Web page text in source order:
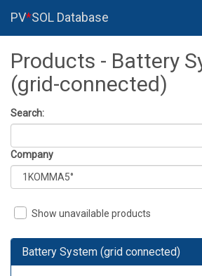
PV*SOL Database
Products - Battery
(grid-connected)
Search:
Company
Show unavailable products
Battery System (grid connected)